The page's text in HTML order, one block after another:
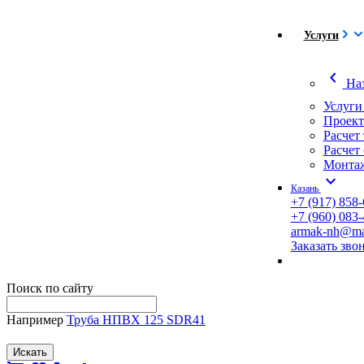
Услуги
chevron_left
Услуги
Казань expand_more
+7 (917)
+7 (960)
armak-
Заказать
Поиск по сайту
Например Труба НПВХ 125 SDR41
Искать